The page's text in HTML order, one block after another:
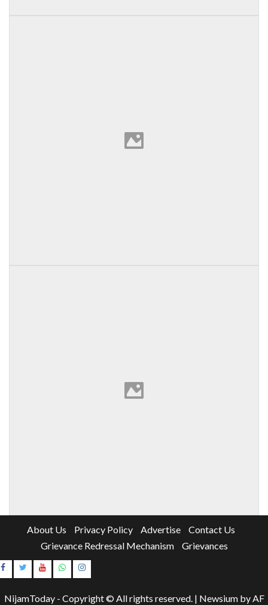
About Us Privacy Policy Advertise
Contact Us
Grievance Redressal Mechanism
Grievances
Instagram
NijamToday - Copyright © All rights reserved. | Newsiumby AF